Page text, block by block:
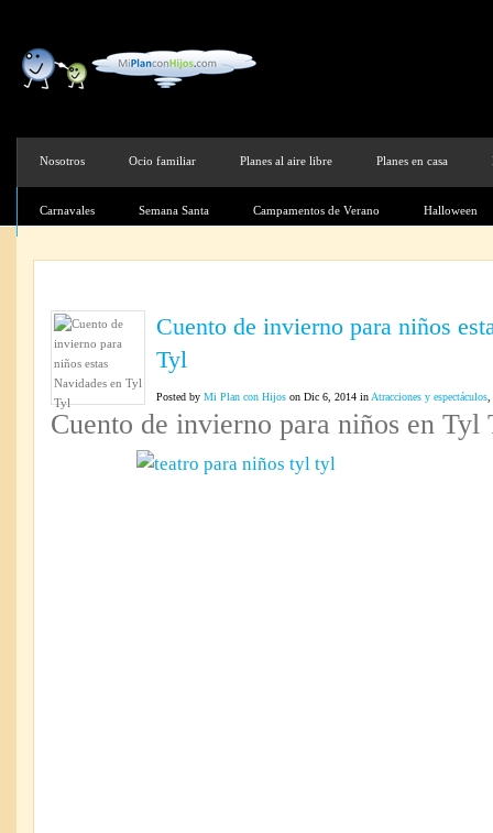
Nosotros Ocio familiar Planes al aire libre Planes en casa
Carnavales Semana Santa Campamentos de Verano Halloween
Cuento de invierno para niños
Tyl
Posted by Mi Plan con Hijos on Dic 6, 2014 in Atracciones y espectáculos
Cuento de invierno para niños en Tyl